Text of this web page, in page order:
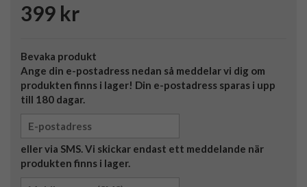
399 kr
Bevaka produkt
Ange din e-postadress nedan så meddelar vi dig om
produkten finns i lager! Din e-postadress sparas i upp
till 180 dagar.
eller via SMS. Vi skickar endast ett meddelande när
produkten finns i lager.